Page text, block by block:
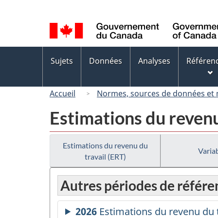
de
la
langue
des
Sujets Données Analyses
Accueil Normes, sources de données et
Estimations du
Estimations du revenu du
travail (ERT)
Autres périodes de